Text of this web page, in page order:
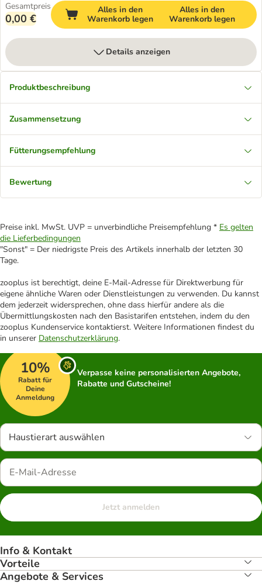
Gesamtpreis
0,00 €
Alles in den
Warenkorb legen
Alles in den
Warenkorb legen
Details anzeigen
Produktbeschreibung
Zusammensetzung
Fütterungsempfehlung
Bewertung
Preise inkl. MwSt. UVP = unverbindliche Preisempfehlung * Es gelten
die Lieferbedingungen
"Sonst" = Der niedrigste Preis des Artikels innerhalb der letzten 30
Tage.
zooplus ist berechtigt, deine E-Mail-Adresse für Direktwerbung für
eigene ähnliche Waren oder Dienstleistungen zu verwenden. Du kannst
dem jederzeit widersprechen, ohne dass hierfür andere als die
Übermittlungskosten nach den Basistarifen entstehen, indem du den
zooplus Kundenservice kontaktierst. Weitere Informationen findest du
in unserer Datenschutzerklärung.
10%
Rabatt für
Deine
Anmeldung
Verpasse keine personalisierten Angebote,
Rabatte und Gutscheine!
Haustierart auswählen
Jetzt anmelden
Info & Kontakt
Vorteile
Angebote & Services